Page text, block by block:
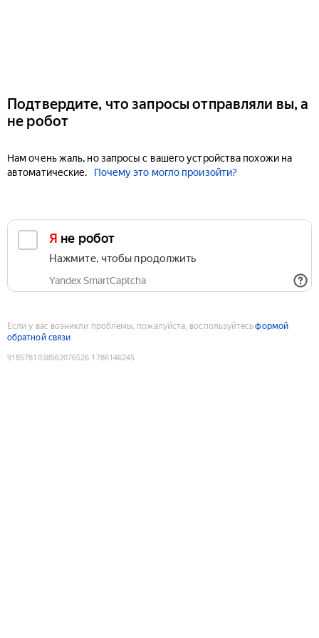
Подтвердите, что запросы отправляли вы, а
не робот
Нам очень жаль, но запросы с вашего устройства похожи на
автоматические.
Почему это могло произойти?
Я не робот
Нажмите, чтобы продолжить
Yandex SmartCaptcha
Если у вас возникли проблемы, пожалуйста, воспользуйтесьформой
обратной связи
9185781038562076526:1786146245